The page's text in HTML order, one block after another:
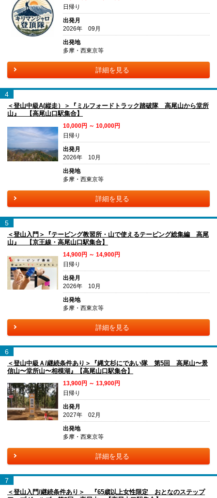
日帰り
出発月
2026年 09月
出発地
多摩・西東京等
詳細を見る
4
＜登山中級A(縦走）＞『ミルフォードトラック踏破隊 高尾山から堂所
山』 【高尾山口駅集合】
10,000円 ～ 10,000円
日帰り
出発月
2026年 10月
出発地
多摩・西東京等
詳細を見る
5
＜登山入門＞『テーピング教習所・山で使えるテーピング総集編 高尾
山』 【京王線・高尾山口駅集合】
14,900円 ～ 14,900円
日帰り
出発月
2026年 10月
出発地
多摩・西東京等
詳細を見る
6
＜登山中級Ａ/継続条件あり＞『縄文杉にであい隊 第5回 高尾山〜景
信山〜堂所山〜相模湖』【高尾山口駅集合】
13,900円 ～ 13,900円
日帰り
出発月
2027年 02月
出発地
多摩・西東京等
詳細を見る
7
＜登山入門/継続条件あり＞ 『65歳以上女性限定 おとなのステップ